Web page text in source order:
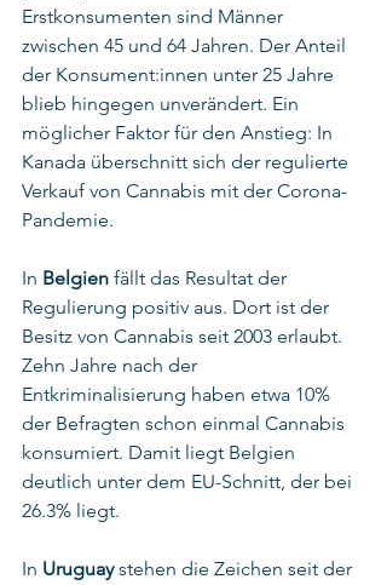
Erstkonsumenten sind Männer
zwischen 45 und 64 Jahren. Der Anteil
der Konsument:innen unter 25 Jahre
blieb hingegen unverändert. Ein
möglicher Faktor für den Anstieg: In
Kanada überschnitt sich der regulierte
Verkauf von Cannabis mit der Corona-
Pandemie.
In Belgien fällt das Resultat der
Regulierung positiv aus. Dort ist der
Besitz von Cannabis seit 2003 erlaubt.
Zehn Jahre nach der
Entkriminalisierung haben etwa 10%
der Befragten schon einmal Cannabis
konsumiert. Damit liegt Belgien
deutlich unter dem EU-Schnitt, der bei
26.3% liegt.
In Uruguay stehen die Zeichen seit der